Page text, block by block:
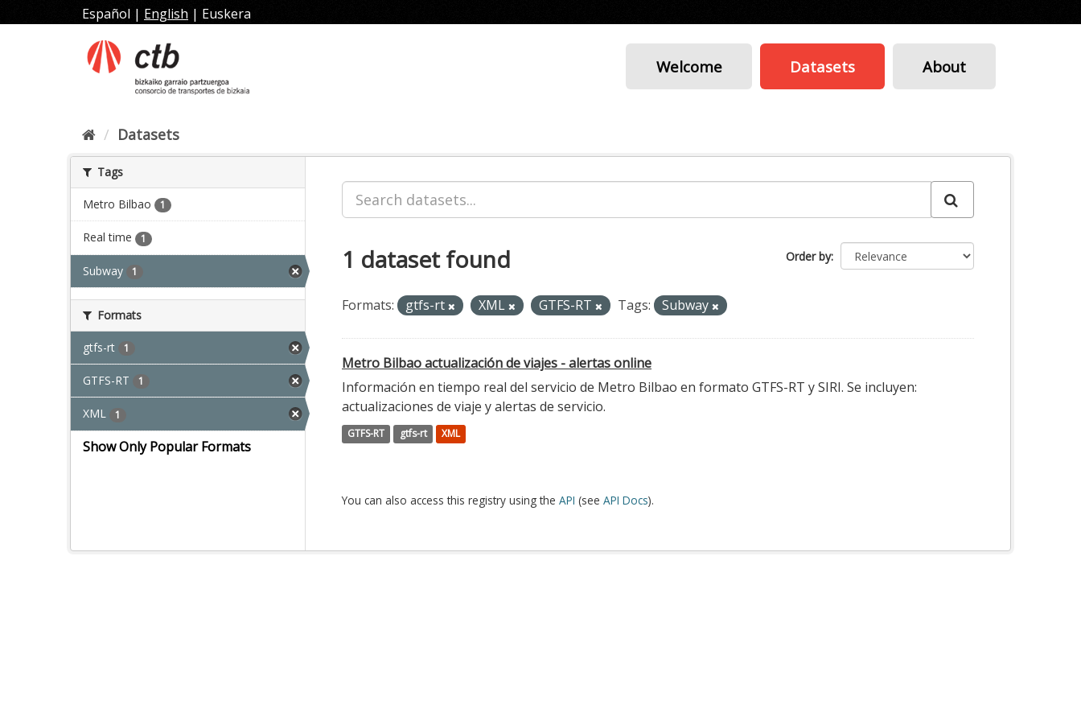
to
Español | English | Euskera
Welcome Datasets About
Datasets
Tags
Metro Bilbao 1
Real time 1
Subway 1
Formats
gtfs-rt 1
GTFS-RT 1
XML 1
Show Only Popular Formats
Order by
1 dataset found
Formats: gtfs-rt XML GTFS-RT Tags: Subway
Metro Bilbao actualización de viajes - alertas online
Información en tiempo real del servicio de Metro Bilbao en formato GTFS-RT y SIRI. Se incluyen:
actualizaciones de viaje y alertas de servicio.
GTFS-RT gtfs-rt XML
You can also access this registry using the API (see API Docs).